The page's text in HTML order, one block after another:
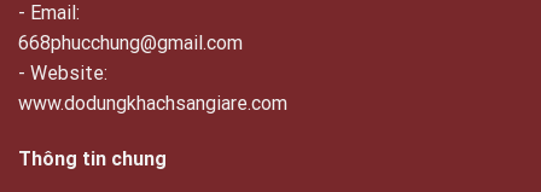
- Email:
668phucchung@gmail.com
- Website:
www.dodungkhachsangiare.com
Thông tin chung